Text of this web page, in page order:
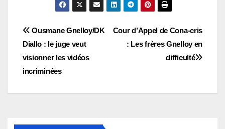
Navigation
de
l’article
Cour d’Appel de Cona-cris
: Les frères Gnelloy en
difficulté
Ousmane Gnelloy/DK
Diallo : le juge veut
visionner les vidéos
incriminées